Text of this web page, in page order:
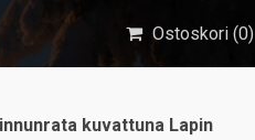
Ostoskori (0)
kuvattuna Lapin